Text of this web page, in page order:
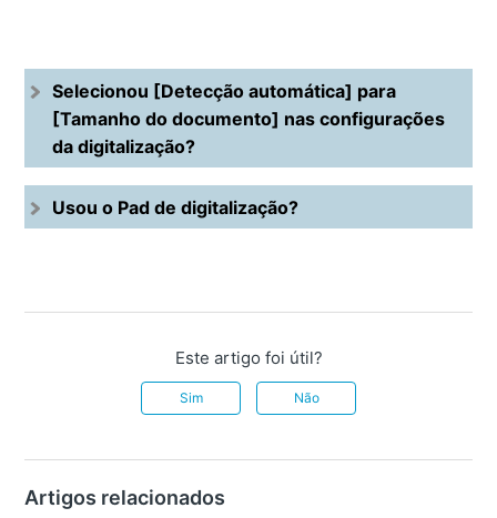
Selecionou [Detecção automática] para
[Tamanho do documento] nas configurações
da digitalização?
Usou o Pad de digitalização?
Este artigo foi útil?
Sim Não
Artigos relacionados